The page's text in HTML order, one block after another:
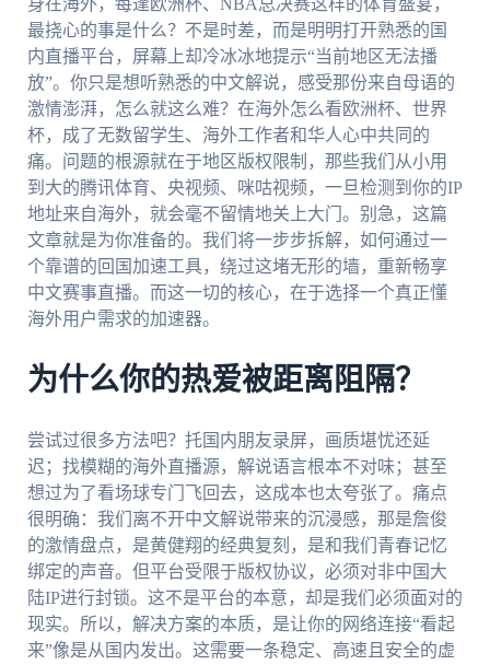
身在海外，每逢欧洲杯、NBA总决赛这样的体育盛宴，
最挠心的事是什么？不是时差，而是明明打开熟悉的国
内直播平台，屏幕上却冷冰冰地提示“当前地区无法播
放”。你只是想听熟悉的中文解说，感受那份来自母语的
激情澎湃，怎么就这么难？在海外怎么看欧洲杯、世界
杯，成了无数留学生、海外工作者和华人心中共同的
痛。问题的根源就在于地区版权限制，那些我们从小用
到大的腾讯体育、央视频、咪咕视频，一旦检测到你的IP
地址来自海外，就会毫不留情地关上大门。别急，这篇
文章就是为你准备的。我们将一步步拆解，如何通过一
个靠谱的回国加速工具，绕过这堵无形的墙，重新畅享
中文赛事直播。而这一切的核心，在于选择一个真正懂
海外用户需求的加速器。
为什么你的热爱被距离阻隔？
尝试过很多方法吧？托国内朋友录屏，画质堪忧还延
迟；找模糊的海外直播源，解说语言根本不对味；甚至
想过为了看场球专门飞回去，这成本也太夸张了。痛点
很明确：我们离不开中文解说带来的沉浸感，那是詹俊
的激情盘点，是黄健翔的经典复刻，是和我们青春记忆
绑定的声音。但平台受限于版权协议，必须对非中国大
陆IP进行封锁。这不是平台的本意，却是我们必须面对的
现实。所以，解决方案的本质，是让你的网络连接“看起
来”像是从国内发出。这需要一条稳定、高速且安全的虚